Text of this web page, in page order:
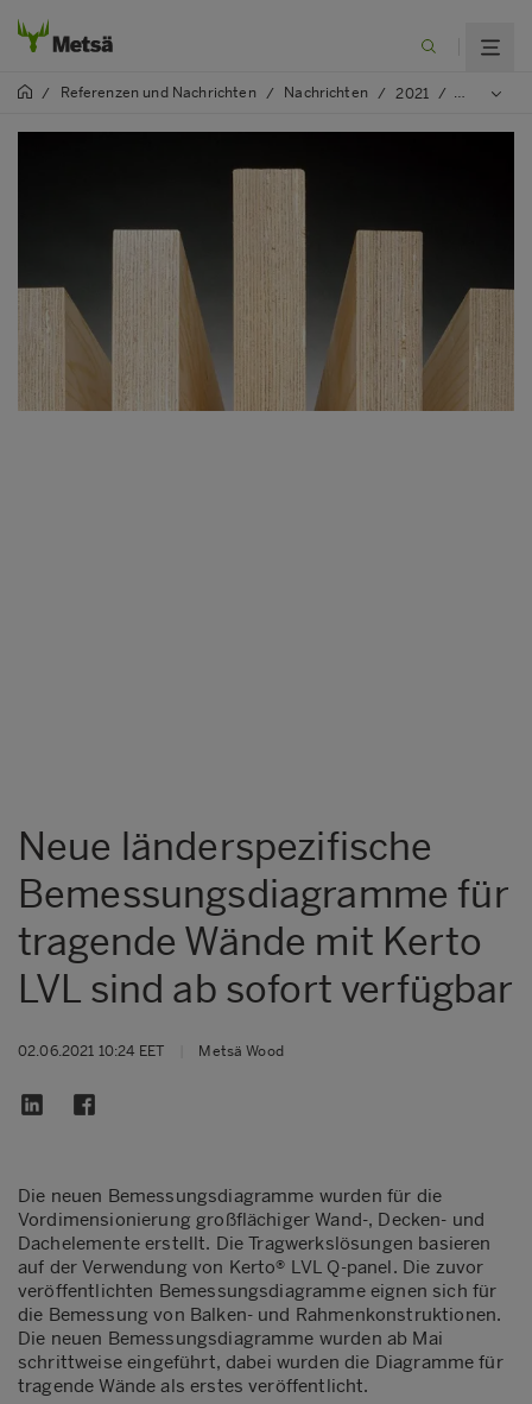
/ Referenzen und Nachrichten / Nachrichten / 2021 / Neue
Neue länderspezifische
Bemessungsdiagramme für
tragende Wände mit Kerto
LVL sind ab sofort verfügbar
02.06.2021 10:24 EET Metsä Wood
Die neuen Bemessungsdiagramme wurden für die
Vordimensionierung großflächiger Wand-, Decken- und
Dachelemente erstellt. Die Tragwerkslösungen basieren
auf der Verwendung von Kerto® LVL Q-panel. Die zuvor
veröffentlichten Bemessungsdiagramme eignen sich für
die Bemessung von Balken- und Rahmenkonstruktionen.
Die neuen Bemessungsdiagramme wurden ab Mai
schrittweise eingeführt, dabei wurden die Diagramme für
tragende Wände als erstes veröffentlicht.